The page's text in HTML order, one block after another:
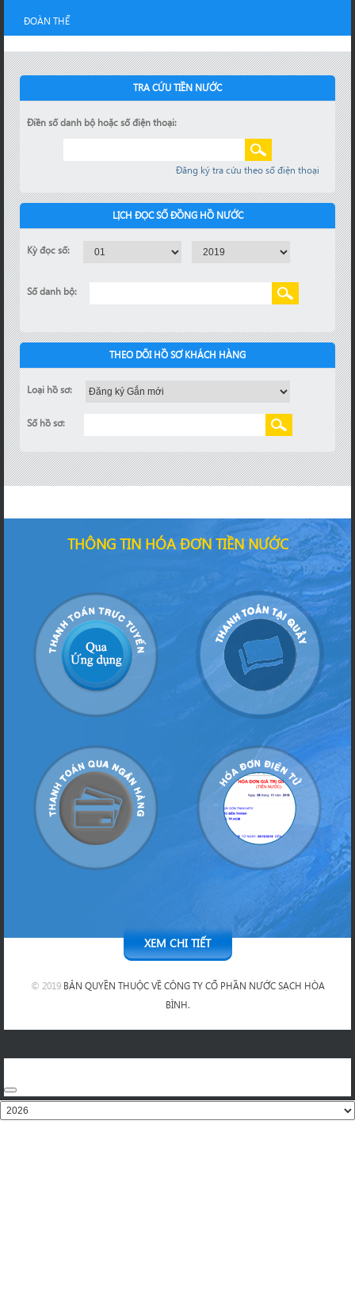
ĐOÀN THỂ
TRA CỨU TIỀN NƯỚC
Điền số danh bộ hoặc số điện thoại:
Đăng ký tra cứu theo số điện thoại
LỊCH ĐỌC SỐ ĐỒNG HỒ NƯỚC
Kỳ đọc số:
Số danh bộ:
THEO DÕI HỒ SƠ KHÁCH HÀNG
Loại hồ sơ:
Số hồ sơ:
THÔNG TIN HÓA ĐƠN TIỀN NƯỚC
XEM CHI TIẾT
© 2019BẢN QUYỀN THUỘC VỀ CÔNG TY CỔ PHẦN NƯỚC SẠCH HÒA
BÌNH.